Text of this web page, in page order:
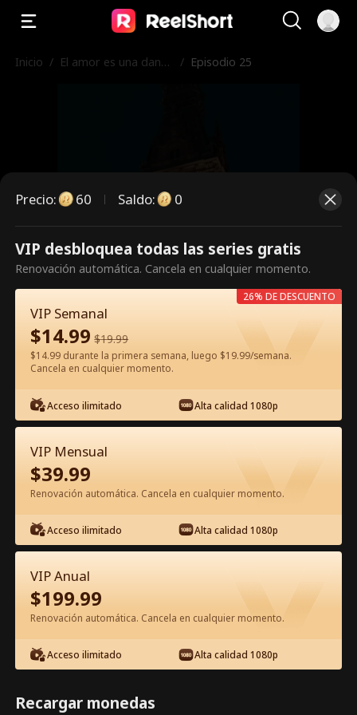
Inicio / El amor es una danza
/ Episodio 25
Es un episodio de pago.
Desbloquéalo para verlo.
60Desbloquear ahora
Ver gratis en la app
Episodio 25 - El amor es una danza
peligrosa Película Completa
0-49 50-74 Todos los Episodios
25 26 27 28 29
Precio: 60 Saldo: 0
VIP desbloquea todas las series gratis
Renovación automática. Cancela en cualquier momento.
VIP Semanal
$14.99 $19.99
$14.99 durante la primera semana, luego $19.99/semana.
Cancela en cualquier momento.
Acceso ilimitado Alta calidad 1080p
26% DE DESCUENTO
VIP Mensual
$39.99
Renovación automática. Cancela en cualquier momento.
Acceso ilimitado Alta calidad 1080p
VIP Anual
$199.99
Renovación automática. Cancela en cualquier momento.
Acceso ilimitado Alta calidad 1080p
Recargar monedas